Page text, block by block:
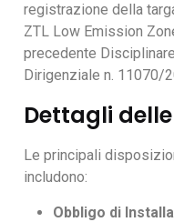
registrazione della
ZTL Low Emission
precedente
Dirigenziale n. 11070/
Dettagli
Le principali
includono:
Obbligo di